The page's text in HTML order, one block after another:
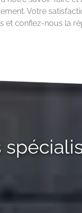
Votre
et confiez-nous la